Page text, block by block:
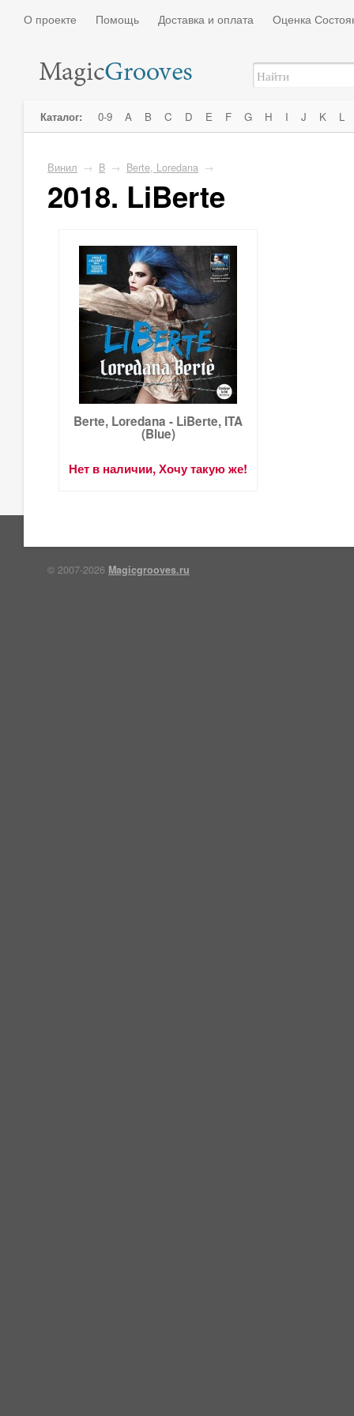
О проекте Помощь Доставка и оплата Оценка
Каталог: 0-9 A B C D E F G H I J K L
Винил → B → Berte, Loredana →
2018. LiBerte
Berte, Loredana - LiBerte, ITA
(Blue)
Нет в наличии, Хочу такую же!
© 2007-2026 Magicgrooves.ru